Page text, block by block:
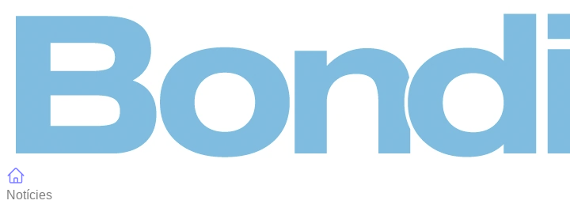
Notícies